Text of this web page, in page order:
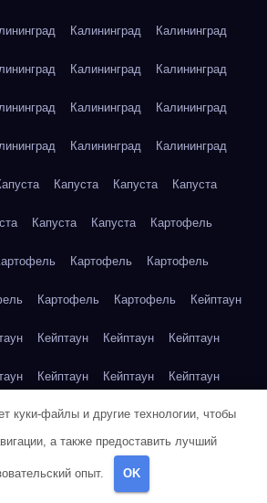
Калининград Калининград
Калининград Калининград
Калининград Калининград
Калининград Калининград
Капуста Капуста Капуста
Капуста Капуста Картофель
Картофель Картофель
Картофель Картофель Кейптаун
Кейптаун Кейптаун Кейптаун
Кейптаун Кейптаун Кейптаун
Кейптаун Кейптаун Кейптаун
Кейптаун
Клубника
куки-файлы и другие технологии, чтобы
а также предоставить лучший
опыт. OK